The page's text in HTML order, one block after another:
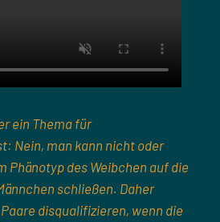
ein Thema für
Nein, man kann nicht oder
Phänotyp des Weibchen auf die
schließen. Daher
disqualifizieren, wenn die